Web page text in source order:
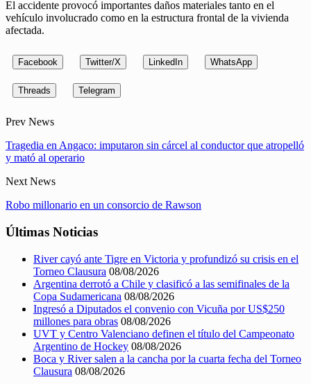
El accidente provocó importantes daños materiales tanto en el
vehículo involucrado como en la estructura frontal de la vivienda
afectada.
Facebook Twitter/X LinkedIn WhatsApp
Threads Telegram
Prev News
Tragedia en Angaco: imputaron sin cárcel al conductor que atropelló
y mató al operario
Next News
Robo millonario en un consorcio de Rawson
Últimas Noticias
River cayó ante Tigre en Victoria y profundizó su crisis en el
Torneo Clausura 08/08/2026
Argentina derrotó a Chile y clasificó a las semifinales de la
Copa Sudamericana 08/08/2026
Ingresó a Diputados el convenio con Vicuña por US$250
millones para obras 08/08/2026
UVT y Centro Valenciano definen el título del Campeonato
Argentino de Hockey 08/08/2026
Boca y River salen a la cancha por la cuarta fecha del Torneo
Clausura 08/08/2026